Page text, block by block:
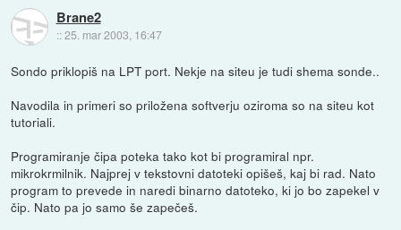
Brane2
::25. mar 2003, 16:47
Sondo priklopiš na LPT port. Nekje na siteu je tudi shema sonde..
Navodila in primeri so priložena softverju oziroma so na siteu kot
tutoriali.
Programiranje čipa poteka tako kot bi programiral npr.
mikrokrmilnik. Najprej v tekstovni datoteki opišeš, kaj bi rad. Nato
program to prevede in naredi binarno datoteko, ki jo bo zapekel v
čip. Nato pa jo samo še zapečeš.